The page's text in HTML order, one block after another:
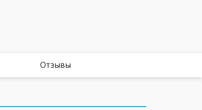
Отзывы